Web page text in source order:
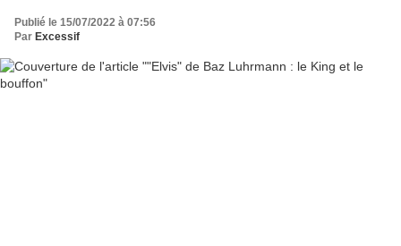
Publié le 15/07/2022 à 07:56
Par Excessif